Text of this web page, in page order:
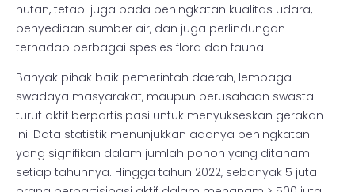
hutan, tetapi juga pada peningkatan kualitas udara,
penyediaan sumber air, dan juga perlindungan
terhadap berbagai spesies flora dan fauna.
Banyak pihak baik pemerintah daerah, lembaga
swadaya masyarakat, maupun perusahaan swasta
turut aktif berpartisipasi untuk menyukseskan gerakan
ini. Data statistik menunjukkan adanya peningkatan
yang signifikan dalam jumlah pohon yang ditanam
setiap tahunnya. Hingga tahun 2022, sebanyak 5 juta